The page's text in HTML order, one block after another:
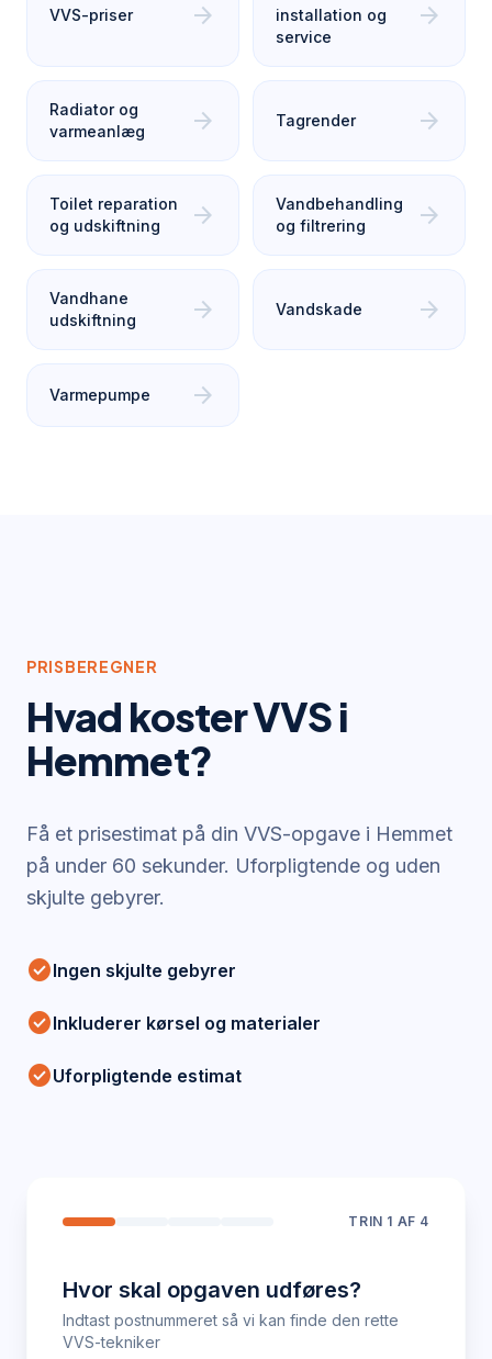
VVS-priser arrow_forward
installation og
service
arrow_forward
Radiator og
varmeanlæg
arrow_forward Tagrender arrow_forward
Toilet reparation
og udskiftning
arrow_forward
Vandbehandling
og filtrering
arrow_forward
Vandhane
udskiftning
arrow_forward Vandskade arrow_forward
Varmepumpe arrow_forward
PRISBEREGNER
Hvad koster VVS i
Hemmet?
Få et prisestimat på din VVS-opgave i Hemmet
på under 60 sekunder. Uforpligtende og uden
skjulte gebyrer.
check_circleIngen skjulte gebyrer
check_circleInkluderer kørsel og materialer
check_circleUforpligtende estimat
TRIN 1 AF 4
Hvor skal opgaven udføres?
Indtast postnummeret så vi kan finde den rette
VVS-tekniker